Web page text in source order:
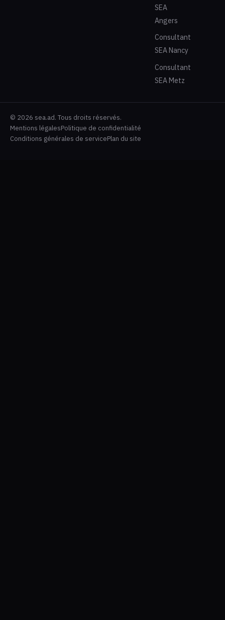
SEA
Angers
Consultant
SEA Nancy
Consultant
SEA Metz
© 2026 sea.ad. Tous droits réservés.
Mentions légalesPolitique de confidentialité
Conditions générales de servicePlan du site